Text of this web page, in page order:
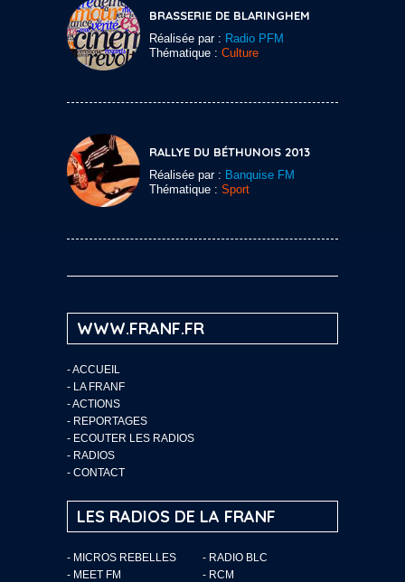
BRASSERIE DE BLARINGHEM
Réalisée par : Radio PFM
Thématique : Culture
RALLYE DU BÉTHUNOIS 2013
Réalisée par : Banquise FM
Thématique : Sport
WWW.FRANF.FR
-ACCUEIL
- LA FRANF
-ACTIONS
- REPORTAGES
- ECOUTER LES RADIOS
- RADIOS
- CONTACT
LES RADIOS DE LA FRANF
- MICROS REBELLES
- RADIO BLC
- MEET FM
- RCM